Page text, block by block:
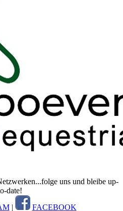
uns und bleibe up-
date!
| FACEBOOK